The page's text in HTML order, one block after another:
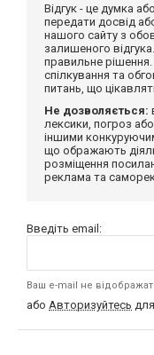
Відгук - це думка
передати досвід
нашого сайту з
залишеного
правильне
спілкування та
питань, що
Не дозволяється:
лексики, погроз
іншими
що ображають
розміщення
реклама та
Введіть email:
Ваш e-mail не
або Авторизуйтесь